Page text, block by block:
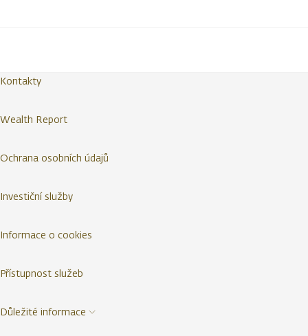
Kontakty
Wealth Report
Ochrana osobních údajů
Investiční služby
Informace o cookies
Přístupnost služeb
Důležité informace